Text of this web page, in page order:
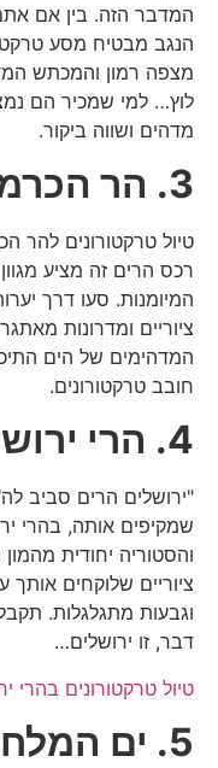
המדבר הזה. בין אם
הנגב מבטיח מסע
מצפה רמון והמכתש
מדהים ושווה ביקור.
3. הר הכרמל
טיול טרקטורונים להר
רכס הרים זה מציע
המיומנות. סעו דרך
ציוריים ומדרונות
המדהימים של הים
חובב טרקטורונים.
4. הרי ירושלים
"ירושלים הרים סביב
שמקיפים אותה, בהרי
והסטוריה יחודית
ציוריים שלוקחים אותך
וגבעות מתגלגלות.
דבר, זו ירושלים…
טיול טרקטורונים בהרי
5. ים המלח